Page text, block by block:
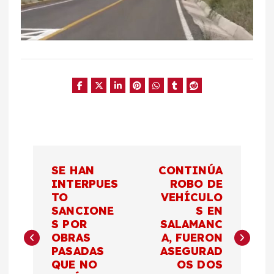
e
SE HAN
INTERPUES
TO
SANCIONE
S POR
OBRAS
PASADAS
QUE NO
CONTINÚA
ROBO DE
VEHÍCULO
S EN
SALAMANC
A, FUERON
ASEGURAD
OS DOS